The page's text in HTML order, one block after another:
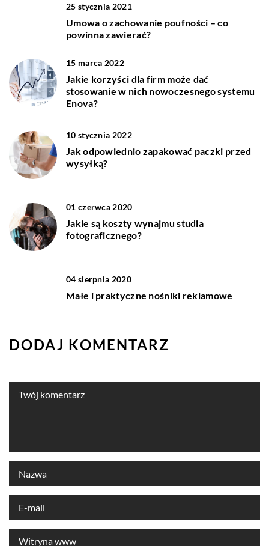
25 stycznia 2021
Umowa o zachowanie poufności – co
powinna zawierać?
15 marca 2022
Jakie korzyści dla firm może dać
stosowanie w nich nowoczesnego systemu
Enova?
10 stycznia 2022
Jak odpowiednio zapakować paczki przed
wysyłką?
01 czerwca 2020
Jakie są koszty wynajmu studia
fotograficznego?
04 sierpnia 2020
Małe i praktyczne nośniki reklamowe
DODAJ KOMENTARZ